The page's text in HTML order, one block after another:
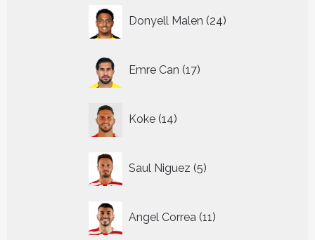
Donyell Malen 24
producten
Emre Can 17
producten
Koke 14
producten
Saul Niguez 5
producten
Angel Correa 11
producten